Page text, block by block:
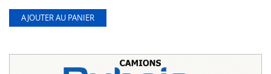
AJOUTER AU PANIER